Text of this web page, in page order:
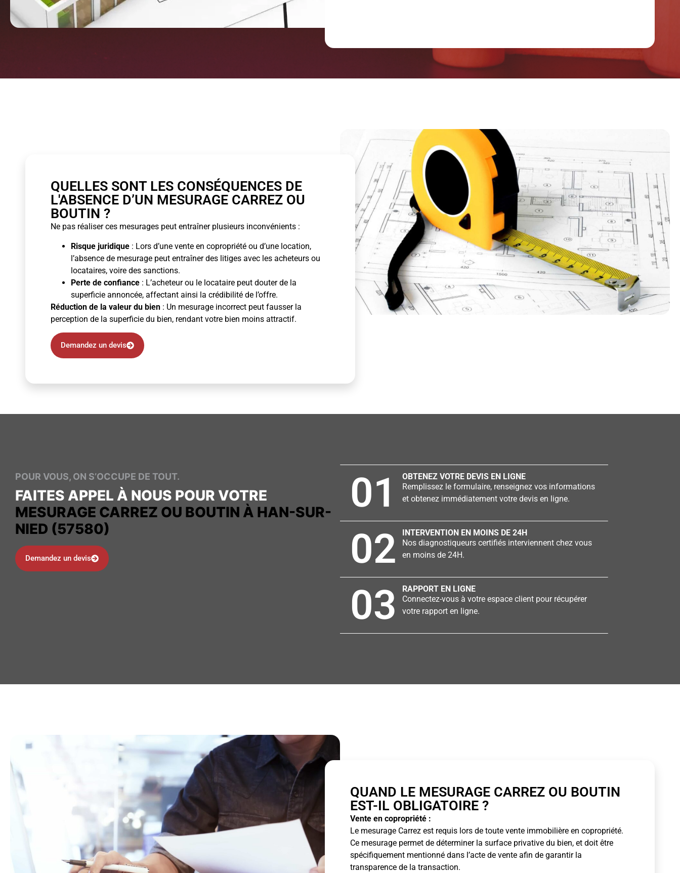
QUELLES SONT LES CONSÉQUENCES DE
L'ABSENCE D’UN MESURAGE CARREZ OU
BOUTIN ?
Ne pas réaliser ces mesurages peut entraîner plusieurs inconvénients :
Risque juridique : Lors d’une vente en copropriété ou d’une location,
l’absence de mesurage peut entraîner des litiges avec les acheteurs ou
locataires, voire des sanctions.
Perte de confiance : L’acheteur ou le locataire peut douter de la
superficie annoncée, affectant ainsi la crédibilité de l’offre.
Réduction de la valeur du bien : Un mesurage incorrect peut fausser la
perception de la superficie du bien, rendant votre bien moins attractif.
Demandez un devis
POUR VOUS, ON S’OCCUPE DE TOUT.
FAITES APPEL À NOUS POUR VOTRE
MESURAGE CARREZ OU BOUTIN À HAN-SUR-
NIED (57580)
Demandez un devis
01
OBTENEZ VOTRE DEVIS EN LIGNE
Remplissez le formulaire, renseignez vos informations
et obtenez immédiatement votre devis en ligne.
02
INTERVENTION EN MOINS DE 24H
Nos diagnostiqueurs certifiés interviennent chez vous
en moins de 24H.
03
RAPPORT EN LIGNE
Connectez-vous à votre espace client pour récupérer
votre rapport en ligne.
QUAND LE MESURAGE CARREZ OU BOUTIN
EST-IL OBLIGATOIRE ?
Vente en copropriété :
Le mesurage Carrez est requis lors de toute vente immobilière en copropriété.
Ce mesurage permet de déterminer la surface privative du bien, et doit être
spécifiquement mentionné dans l’acte de vente afin de garantir la
transparence de la transaction.